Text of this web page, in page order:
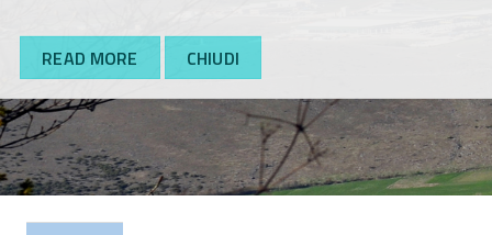
READ MORE CHIUDI